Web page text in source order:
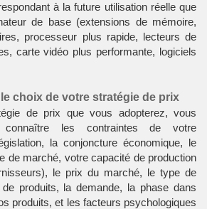
à la future utilisation réelle que
de base (extensions de mémoire,
processeur plus rapide, lecteurs de
carte vidéo plus performante, logiciels
choix de votre stratégie de prix
de prix que vous adopterez, vous
les contraintes de votre
la conjoncture économique, le
de marché, votre capacité de production
le prix du marché, le type de
produits, la demande, la phase dans
produits, et les facteurs psychologiques